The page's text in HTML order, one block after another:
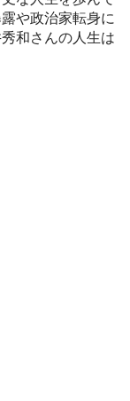
や政治家転身に
和さんの人生は